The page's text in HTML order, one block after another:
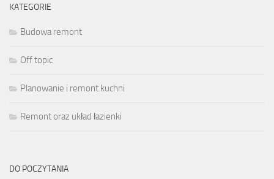
KATEGORIE
Budowa remont
Off topic
Planowanie i remont kuchni
Remont oraz układ łazienki
DO POCZYTANIA